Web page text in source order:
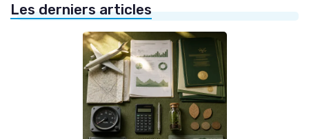
Les derniers articles